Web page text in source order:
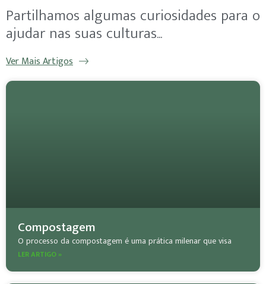
Partilhamos algumas curiosidades para o
ajudar nas suas culturas...
Ver Mais Artigos
Compostagem
O processo da compostagem é uma prática milenar que visa
LER ARTIGO »